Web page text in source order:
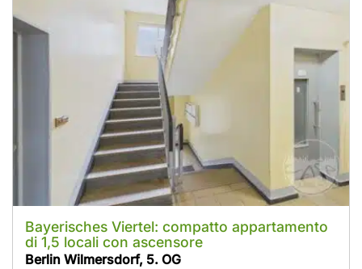
Bayerisches Viertel: compatto appartamento
di 1,5 locali con ascensore
Berlin Wilmersdorf, 5. OG